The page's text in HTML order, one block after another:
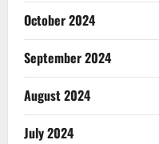
October 2024
September 2024
August 2024
July 2024